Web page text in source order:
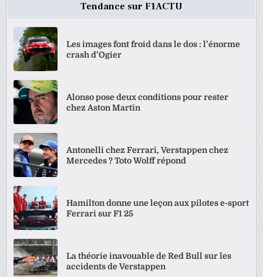
Tendance sur F1ACTU
Les images font froid dans le dos : l’énorme
crash d’Ogier
Alonso pose deux conditions pour rester
chez Aston Martin
Antonelli chez Ferrari, Verstappen chez
Mercedes ? Toto Wolff répond
Hamilton donne une leçon aux pilotes e-sport
Ferrari sur F1 25
La théorie inavouable de Red Bull sur les
accidents de Verstappen